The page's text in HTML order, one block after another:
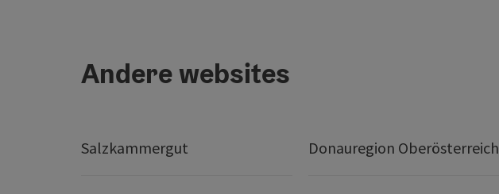
Andere websites
Salzkammergut Donauregion Oberösterreich